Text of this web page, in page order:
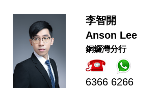
李智開
Anson Lee
銅鑼灣分行
6366 6266